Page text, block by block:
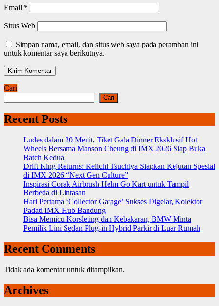
Email *
Situs Web
Simpan nama, email, dan situs web saya pada peramban ini
untuk komentar saya berikutnya.
Cari
Cari
Recent Posts
Ludes dalam 20 Menit, Tiket Gala Dinner Eksklusif Hot
Wheels Bersama Manson Cheung di IMX 2026 Siap Buka
Batch Kedua
Drift King Returns: Keiichi Tsuchiya Siapkan Kejutan Spesial
di IMX 2026 “Next Gen Culture”
Inspirasi Corak Airbrush Helm Go Kart untuk Tampil
Berbeda di Lintasan
Hari Pertama ‘Collector Garage’ Sukses Digelar, Kolektor
Padati IMX Hub Bandung
Bisa Memicu Korsleting dan Kebakaran, BMW Minta
Pemilik Lini Sedan Plug-in Hybrid Parkir di Luar Rumah
Recent Comments
Tidak ada komentar untuk ditampilkan.
Archives